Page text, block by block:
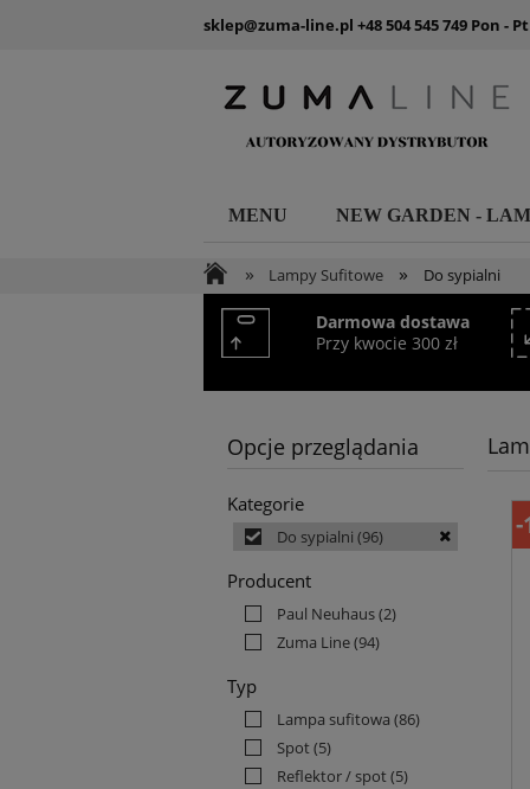
sklep@zuma-line.pl +48 504 545 749 Pon -
MENU NEW GARDEN -
» Lampy Sufitowe » Do sypialni
Darmowa dostawa
Przy kwocie 300 zł
Opcje przeglądania
Kategorie
Do sypialni (96)
Producent
Paul Neuhaus(2)
Zuma Line(94)
Typ
Lampa sufitowa (86)
Spot(5)
Reflektor / spot(5)
-